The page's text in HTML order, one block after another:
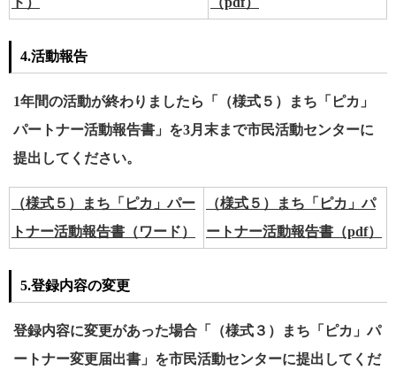
4.活動報告
1年間の活動が終わりましたら「（様式５）まち「ピカ」
パートナー活動報告書」を3月末まで市民活動センターに
提出してください。
（様式５）まち「ピカ」パー
トナー活動報告書（ワード）
（様式５）まち「ピカ」パ
ートナー活動報告書（pdf）
5.登録内容の変更
登録内容に変更があった場合「（様式３）まち「ピカ」パ
ートナー変更届出書」を市民活動センターに提出してくだ